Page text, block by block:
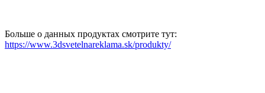
Больше о данных продуктах смотрите тут:
https://www.3dsvetelnareklama.sk/produkty/